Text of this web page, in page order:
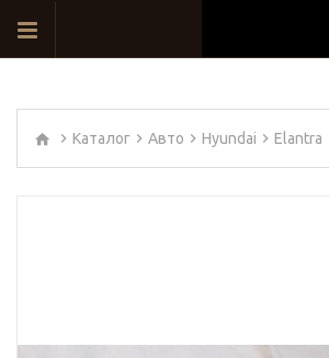
Каталог Авто Hyundai Elantra